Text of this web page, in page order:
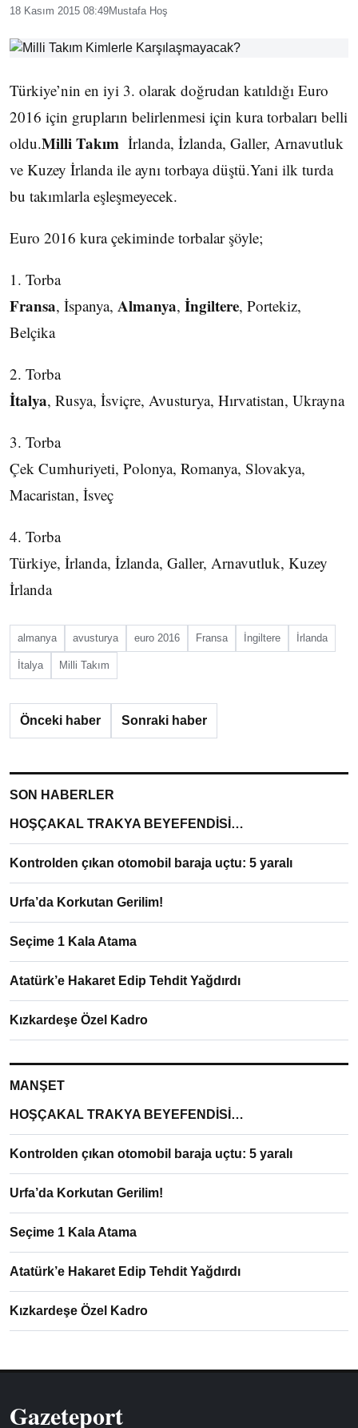
18 Kasım 2015 08:49Mustafa Hoş
Türkiye’nin en iyi 3. olarak doğrudan katıldığı Euro
2016 için grupların belirlenmesi için kura torbaları belli
oldu.Milli Takım İrlanda, İzlanda, Galler, Arnavutluk
ve Kuzey İrlanda ile aynı torbaya düştü.Yani ilk turda
bu takımlarla eşleşmeyecek.
Euro 2016 kura çekiminde torbalar şöyle;
1. Torba
Fransa, İspanya, Almanya, İngiltere, Portekiz,
Belçika
2. Torba
İtalya, Rusya, İsviçre, Avusturya, Hırvatistan, Ukrayna
3. Torba
Çek Cumhuriyeti, Polonya, Romanya, Slovakya,
Macaristan, İsveç
4. Torba
Türkiye, İrlanda, İzlanda, Galler, Arnavutluk, Kuzey
İrlanda
almanya avusturya euro 2016 Fransa İngiltere İrlanda
İtalya Milli Takım
Önceki haber Sonraki haber
SON HABERLER
HOŞÇAKAL TRAKYA BEYEFENDİSİ…
Kontrolden çıkan otomobil baraja uçtu: 5 yaralı
Urfa’da Korkutan Gerilim!
Seçime 1 Kala Atama
Atatürk’e Hakaret Edip Tehdit Yağdırdı
Kızkardeşe Özel Kadro
MANŞET
HOŞÇAKAL TRAKYA BEYEFENDİSİ…
Kontrolden çıkan otomobil baraja uçtu: 5 yaralı
Urfa’da Korkutan Gerilim!
Seçime 1 Kala Atama
Atatürk’e Hakaret Edip Tehdit Yağdırdı
Kızkardeşe Özel Kadro
Gazeteport